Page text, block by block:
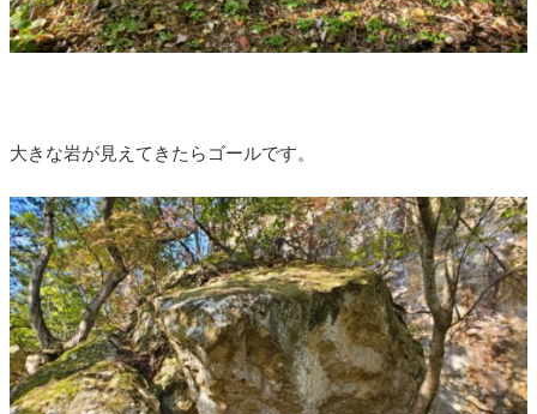
大きな岩が見えてきたらゴールです。